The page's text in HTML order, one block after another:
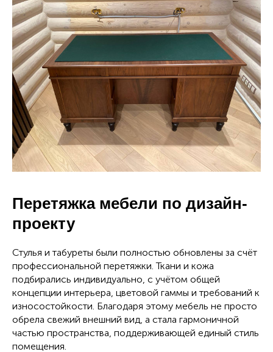
Перетяжка мебели по дизайн-
проекту
Стулья и табуреты были полностью обновлены за счёт
профессиональной перетяжки. Ткани и кожа
подбирались индивидуально, с учётом общей
концепции интерьера, цветовой гаммы и требований к
износостойкости. Благодаря этому мебель не просто
обрела свежий внешний вид, а стала гармоничной
частью пространства, поддерживающей единый стиль
помещения.